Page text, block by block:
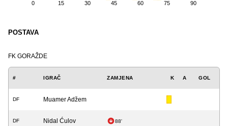
0 15 30 45 60 75 90
POSTAVA
FK GORAŽDE
# IGRAČ ZAMJENA K A GOL
DF Muamer Adžem
DF Nidal Ćulov 88'